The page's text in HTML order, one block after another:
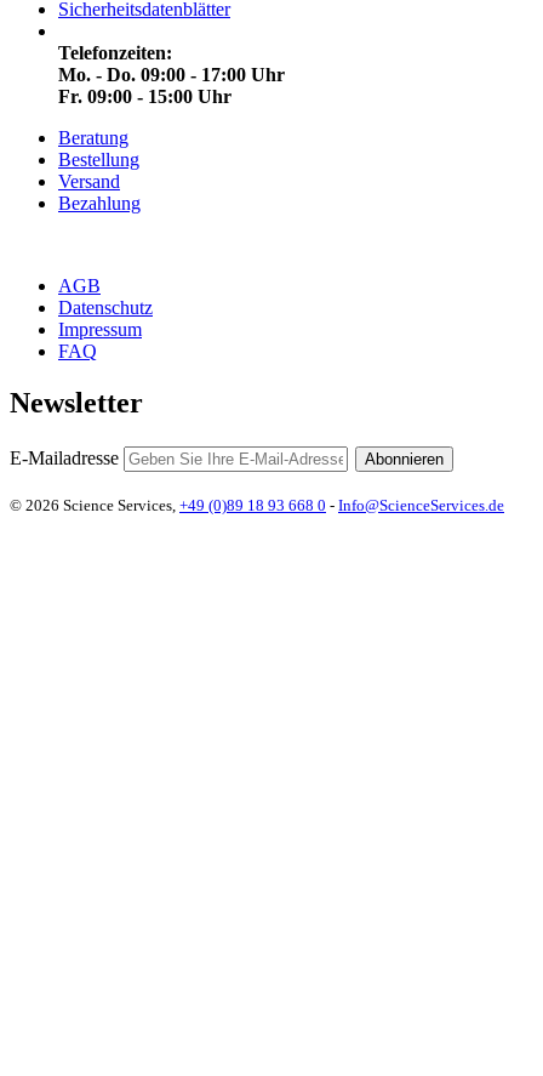
Sicherheitsdatenblätter
Telefonzeiten:
Mo. - Do. 09:00 - 17:00 Uhr
Fr. 09:00 - 15:00 Uhr
Beratung
Bestellung
Versand
Bezahlung
AGB
Datenschutz
Impressum
FAQ
Newsletter
E-Mailadresse Abonnieren
© 2026 Science Services, +49 (0)89 18 93 668 0 - Info@ScienceServices.de